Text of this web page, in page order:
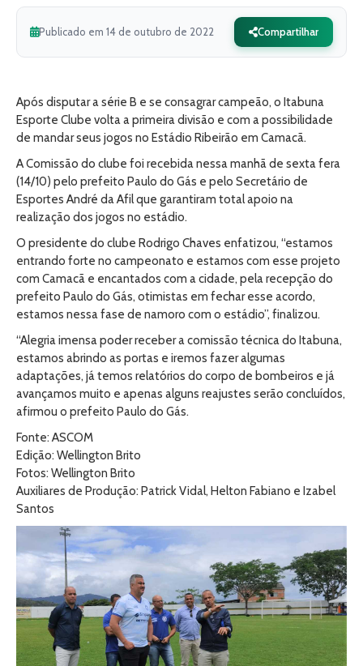
Publicado em 14 de outubro de 2022 Compartilhar
Após disputar a série B e se consagrar campeão, o Itabuna
Esporte Clube volta a primeira divisão e com a possibilidade
de mandar seus jogos no Estádio Ribeirão em Camacã.
A Comissão do clube foi recebida nessa manhã de sexta fera
(14/10) pelo prefeito Paulo do Gás e pelo Secretário de
Esportes André da Afil que garantiram total apoio na
realização dos jogos no estádio.
O presidente do clube Rodrigo Chaves enfatizou, “estamos
entrando forte no campeonato e estamos com esse projeto
com Camacã e encantados com a cidade, pela recepção do
prefeito Paulo do Gás, otimistas em fechar esse acordo,
estamos nessa fase de namoro com o estádio”, finalizou.
“Alegria imensa poder receber a comissão técnica do Itabuna,
estamos abrindo as portas e iremos fazer algumas
adaptações, já temos relatórios do corpo de bombeiros e já
avançamos muito e apenas alguns reajustes serão concluídos,
afirmou o prefeito Paulo do Gás.
Fonte: ASCOM
Edição: Wellington Brito
Fotos: Wellington Brito
Auxiliares de Produção: Patrick Vidal, Helton Fabiano e Izabel
Santos